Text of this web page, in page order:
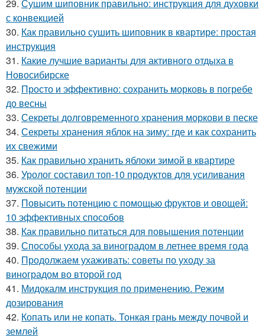
29. Сушим шиповник правильно: инструкция для духовки
с конвекцией
30. Как правильно сушить шиповник в квартире: простая
инструкция
31. Какие лучшие варианты для активного отдыха в
Новосибирске
32. Просто и эффективно: сохранить морковь в погребе
до весны
33. Секреты долговременного хранения моркови в песке
34. Секреты хранения яблок на зиму: где и как сохранить
их свежими
35. Как правильно хранить яблоки зимой в квартире
36. Уролог составил топ-10 продуктов для усиливания
мужской потенции
37. Повысить потенцию с помощью фруктов и овощей:
10 эффективных способов
38. Как правильно питаться для повышения потенции
39. Способы ухода за виноградом в летнее время года
40. Продолжаем ухаживать: советы по уходу за
виноградом во второй год
41. Мидокалм инструкция по применению. Режим
дозирования
42. Копать или не копать. Тонкая грань между почвой и
землей